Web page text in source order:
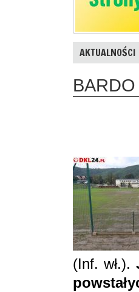
AKTUALNOŚCI
(Inf. wł.).